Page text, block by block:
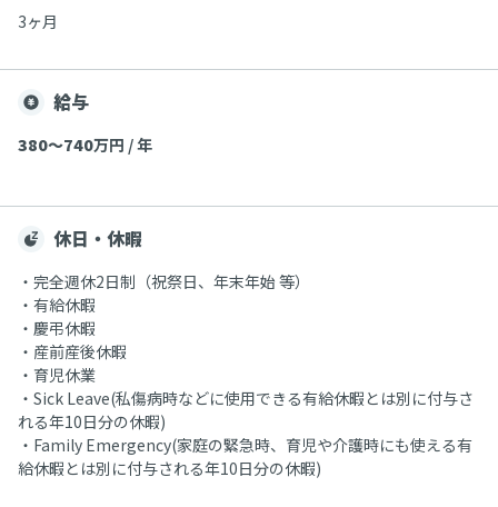
3ヶ月
給与
380〜740万円 / 年
休日・休暇
・完全週休2日制（祝祭日、年末年始 等）
・有給休暇
・慶弔休暇
・産前産後休暇
・育児休業
・Sick Leave(私傷病時などに使用できる有給休暇とは別に付与さ
れる年10日分の休暇)
・Family Emergency(家庭の緊急時、育児や介護時にも使える有
給休暇とは別に付与される年10日分の休暇)